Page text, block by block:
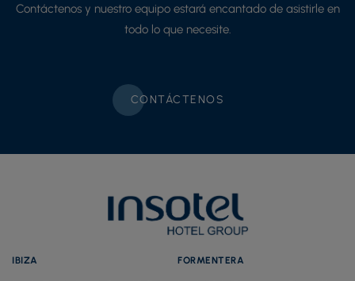
Contáctenos y nuestro equipo estará encantado de asistirle en
todo lo que necesite.
CONTÁCTENOS
IBIZA FORMENTERA